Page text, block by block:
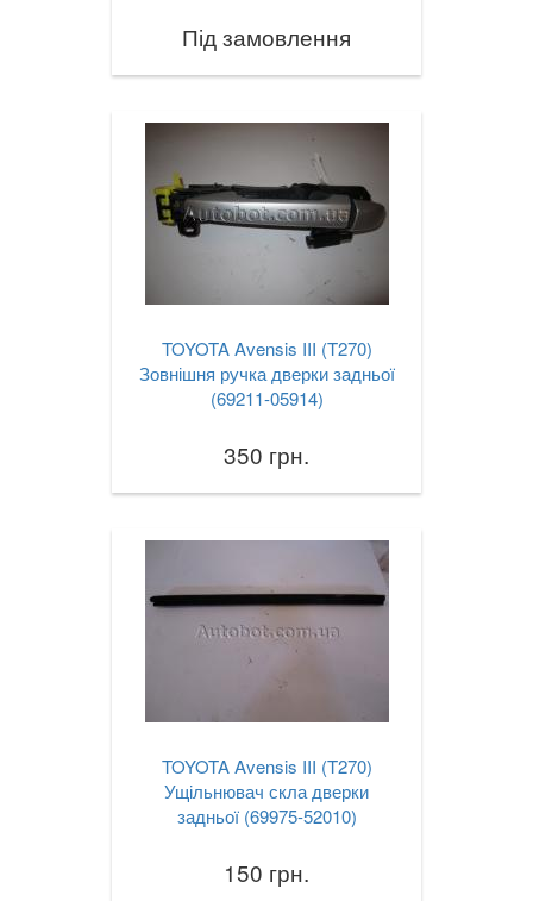
Під замовлення
TOYOTA Avensis III (T270)
Зовнішня ручка дверки задньої
(69211-05914)
350 грн.
TOYOTA Avensis III (T270)
Ущільнювач скла дверки
задньої (69975-52010)
150 грн.